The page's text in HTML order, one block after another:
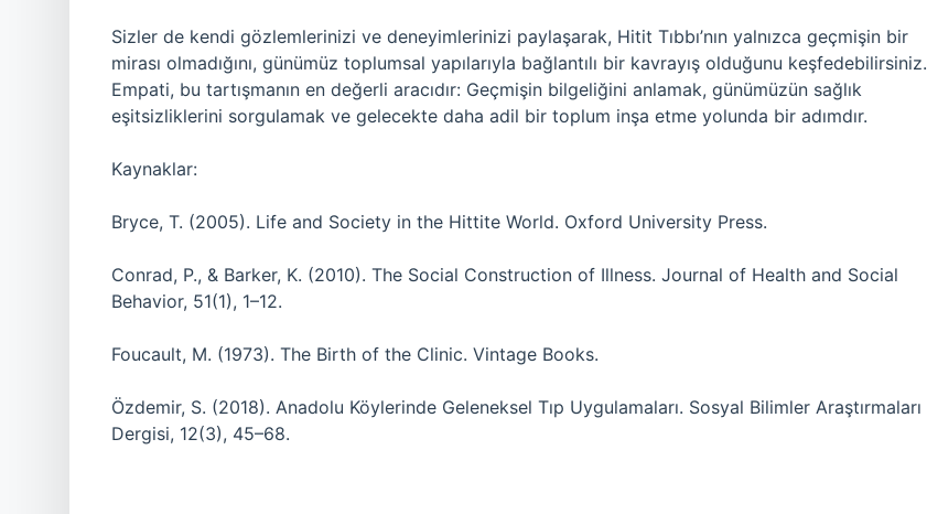
Sizler de kendi gözlemlerinizi ve deneyimlerinizi paylaşarak, Hitit Tıbbı’nın yalnızca geçmişin bir
mirası olmadığını, günümüz toplumsal yapılarıyla bağlantılı bir kavrayış olduğunu keşfedebilirsiniz.
Empati, bu tartışmanın en değerli aracıdır: Geçmişin bilgeliğini anlamak, günümüzün sağlık
eşitsizliklerini sorgulamak ve gelecekte daha adil bir toplum inşa etme yolunda bir adımdır.
Kaynaklar:
Bryce, T. (2005). Life and Society in the Hittite World. Oxford University Press.
Conrad, P., & Barker, K. (2010). The Social Construction of Illness. Journal of Health and Social
Behavior, 51(1), 1–12.
Foucault, M. (1973). The Birth of the Clinic. Vintage Books.
Özdemir, S. (2018). Anadolu Köylerinde Geleneksel Tıp Uygulamaları. Sosyal Bilimler Araştırmaları
Dergisi, 12(3), 45–68.